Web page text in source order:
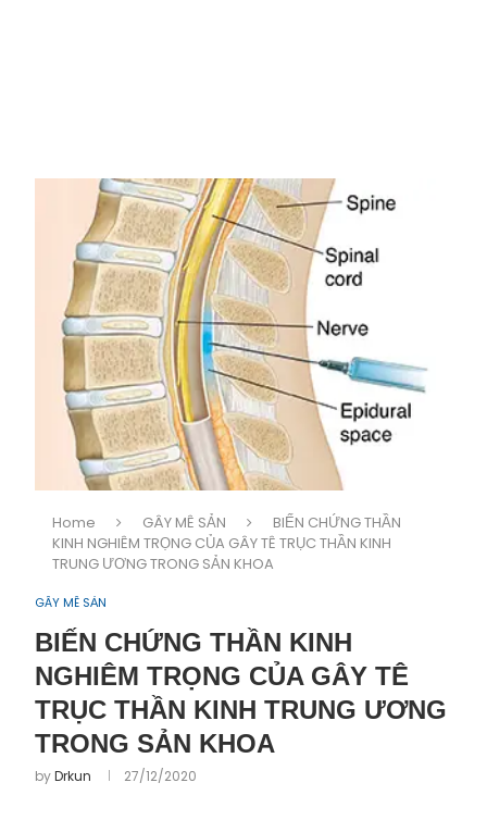
Home GÂY MÊ SẢN
BIẾN CHỨNG THẦN
KINH NGHIÊM TRỌNG CỦA GÂY TÊ TRỤC THẦN KINH
TRUNG ƯƠNG TRONG SẢN KHOA
GÂY MÊ SẢN
BIẾN CHỨNG THẦN KINH
NGHIÊM TRỌNG CỦA GÂY TÊ
TRỤC THẦN KINH TRUNG ƯƠNG
TRONG SẢN KHOA
byDrkun 27/12/2020